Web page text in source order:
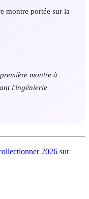
montre portée sur la
montre à
l'ingénierie
2026 sur